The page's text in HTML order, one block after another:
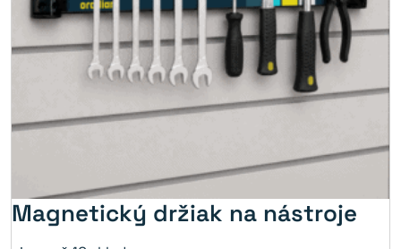
Magnetický držiak na nástroje